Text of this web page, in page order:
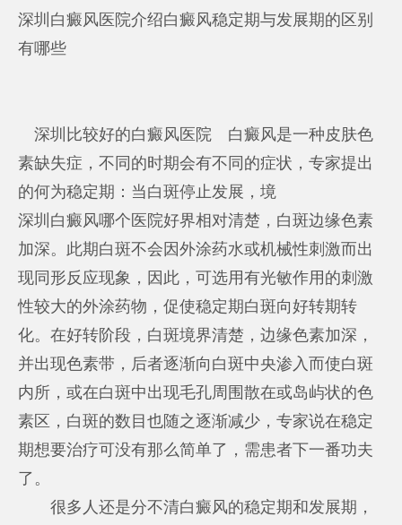
深圳白癜风医院介绍白癜风稳定期与发展期的区别
有哪些
深圳比较好的白癜风医院 白癜风是一种皮肤色
素缺失症，不同的时期会有不同的症状，专家提出
的何为稳定期：当白斑停止发展，境
深圳白癜风哪个医院好界相对清楚，白斑边缘色素
加深。此期白斑不会因外涂药水或机械性刺激而出
现同形反应现象，因此，可选用有光敏作用的刺激
性较大的外涂药物，促使稳定期白斑向好转期转
化。在好转阶段，白斑境界清楚，边缘色素加深，
并出现色素带，后者逐渐向白斑中央渗入而使白斑
内所，或在白斑中出现毛孔周围散在或岛屿状的色
素区，白斑的数目也随之逐渐减少，专家说在稳定
期想要治疗可没有那么简单了，需患者下一番功夫
了。
很多人还是分不清白癜风的稳定期和发展期，